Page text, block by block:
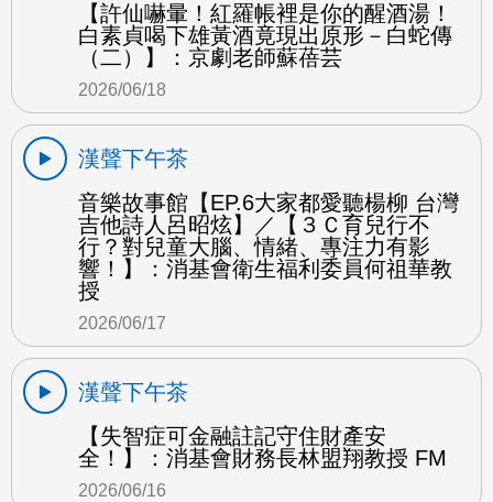
【許仙嚇暈！紅羅帳裡是你的醒酒湯！
白素貞喝下雄黃酒竟現出原形－白蛇傳
（二）】：京劇老師蘇蓓芸
2026/06/18
漢聲下午茶
音樂故事館【EP.6大家都愛聽楊柳 台灣
吉他詩人呂昭炫】／【３Ｃ育兒行不
行？對兒童大腦、情緒、專注力有影
響！】：消基會衛生福利委員何祖華教
授
2026/06/17
漢聲下午茶
【失智症可金融註記守住財產安
全！】：消基會財務長林盟翔教授 FM
2026/06/16